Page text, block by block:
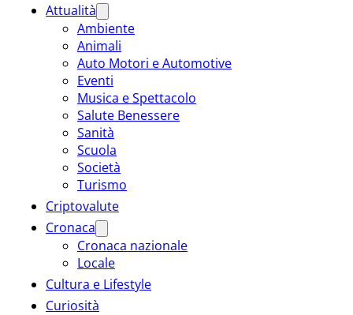
Attualità
Ambiente
Animali
Auto Motori e Automotive
Eventi
Musica e Spettacolo
Salute Benessere
Sanità
Scuola
Società
Turismo
Criptovalute
Cronaca
Cronaca nazionale
Locale
Cultura e Lifestyle
Curiosità